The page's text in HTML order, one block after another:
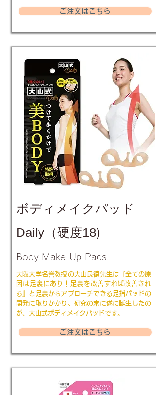
ご注文はこちら
ボディメイクパッド
Daily（硬度18)
Body Make Up Pads
大阪大学名誉教授の大山良徳先生は『全ての原
因は足裏にあり！足裏を改善すれば改善され
る』と足裏からアプローチできる足指パッドの
開発に取りかかり、研究の末に遂に誕生したの
が、大山式ボディメイクパッドです。
ご注文はこちら